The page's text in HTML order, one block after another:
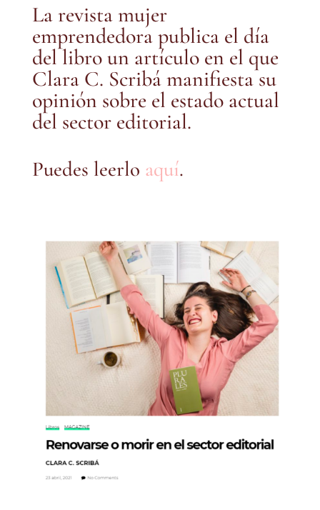
La revista mujer
emprendedora publica el día
del libro un artículo en el que
Clara C. Scribá manifiesta su
opinión sobre el estado actual
del sector editorial.
Puedes leerlo aquí.